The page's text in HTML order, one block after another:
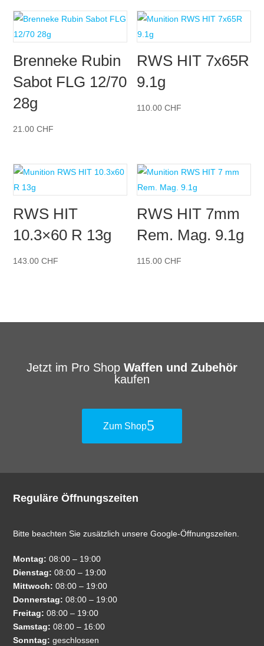
Brenneke Rubin
Sabot FLG 12/70
28g
21.00CHF
RWS HIT 7x65R
9.1g
110.00CHF
RWS HIT
10.3×60 R 13g
143.00CHF
RWS HIT 7mm
Rem. Mag. 9.1g
115.00CHF
Jetzt im Pro Shop Waffen und Zubehör
kaufen
Zum Shop
Reguläre Öffnungszeiten
Bitte beachten Sie zusätzlich unsere Google-Öffnungszeiten.
Montag: 08:00 – 19:00
Dienstag: 08:00 – 19:00
Mittwoch: 08:00 – 19:00
Donnerstag: 08:00 – 19:00
Freitag: 08:00 – 19:00
Samstag: 08:00 – 16:00
Sonntag: geschlossen